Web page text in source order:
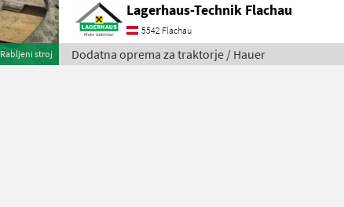
Rabljeni stroj
Lagerhaus-Technik Flachau
5542 Flachau
Dodatna oprema za traktorje / Hauer